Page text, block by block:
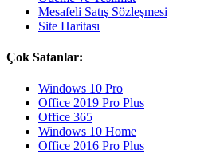
Mesafeli Satış Sözleşmesi
Site Haritası
Çok Satanlar:
Windows 10 Pro
Office 2019 Pro Plus
Office 365
Windows 10 Home
Office 2016 Pro Plus